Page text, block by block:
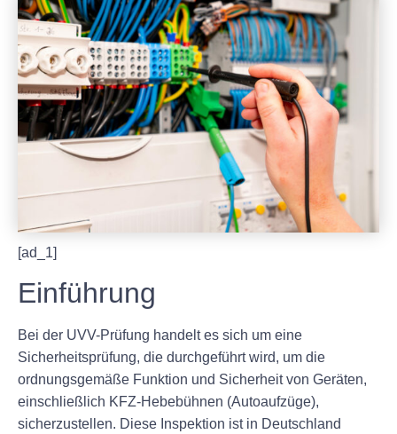
[ad_1]
Einführung
Bei der UVV-Prüfung handelt es sich um eine
Sicherheitsprüfung, die durchgeführt wird, um die
ordnungsgemäße Funktion und Sicherheit von Geräten,
einschließlich KFZ-Hebebühnen (Autoaufzüge),
sicherzustellen. Diese Inspektion ist in Deutschland